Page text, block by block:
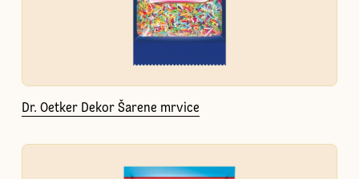
Dr. Oetker Dekor Šarene mrvice